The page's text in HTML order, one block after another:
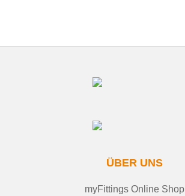
ÜBER UNS
myFittings Online Shop